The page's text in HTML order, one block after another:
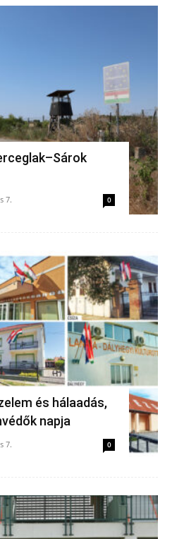
7. 0
és hálaadás,
napja
7. 0